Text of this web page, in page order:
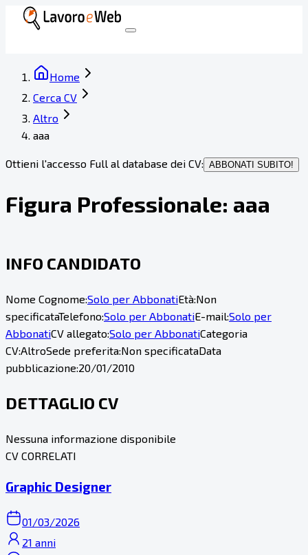
Home
Cerca CV
Altro
aaa
Ottieni l'accesso Full al database dei CV: ABBONATI SUBITO!
Figura Professionale: aaa
INFO CANDIDATO
Nome Cognome:Solo per AbbonatiEtà:Non
specificataTelefono:Solo per AbbonatiE-mail:Solo per
AbbonatiCV allegato:Solo per AbbonatiCategoria
CV:AltroSede preferita:Non specificataData
pubblicazione:20/01/2010
DETTAGLIO CV
Nessuna informazione disponibile
CV CORRELATI
Graphic Designer
01/03/2026
21 anni